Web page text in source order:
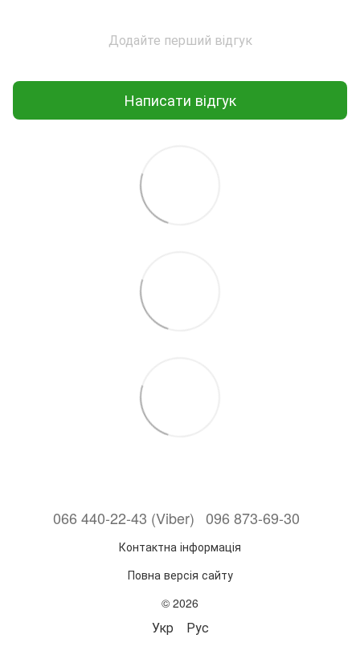
Додайте перший відгук
Написати відгук
066 440-22-43 (Viber) 096 873-69-30
Контактна інформація
Повна версія сайту
© 2026
Укр Рус